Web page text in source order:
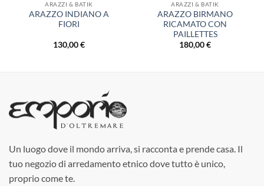
ARAZZI & BATIK
ARAZZO INDIANO A
FIORI
130,00€
ARAZZI & BATIK
ARAZZO BIRMANO
RICAMATO CON
PAILLETTES
180,00€
Un luogo dove il mondo arriva, si racconta e prende casa. Il
tuo negozio di arredamento etnico dove tutto è unico,
proprio come te.